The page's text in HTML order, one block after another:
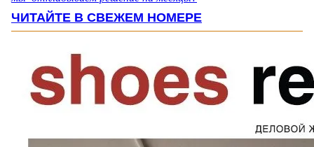
ЧИТАЙТЕ В СВЕЖЕМ НОМЕРЕ